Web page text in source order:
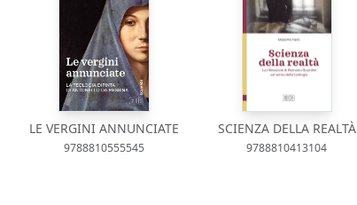
LE VERGINI ANNUNCIATE
9788810555545
SCIENZA DELLA REALTÀ
9788810413104